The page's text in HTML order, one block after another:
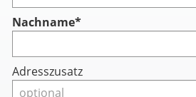
Nachname*
Adresszusatz